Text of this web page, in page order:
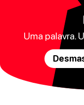
Uma palavra.